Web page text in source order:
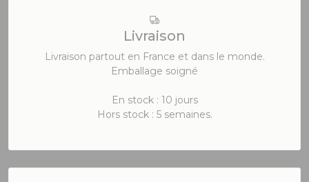
Livraison
Livraison partout en France et dans le monde.
Emballage soigné
En stock : 10 jours
Hors stock : 5 semaines.